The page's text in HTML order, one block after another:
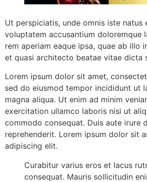
Ut perspiciatis, unde omnis iste natus
voluptatem accusantium doloremque
rem aperiam eaque ipsa, quae ab illo
et quasi architecto beatae vitae dicta
Lorem ipsum dolor sit amet,
sed do eiusmod tempor incididunt ut
magna aliqua. Ut enim ad minim
exercitation ullamco laboris nisi ut
commodo consequat. Duis aute irure
reprehenderit. Lorem ipsum dolor sit
adipiscing elit.
Curabitur varius eros et lacus
consequat. Mauris sollicitudin